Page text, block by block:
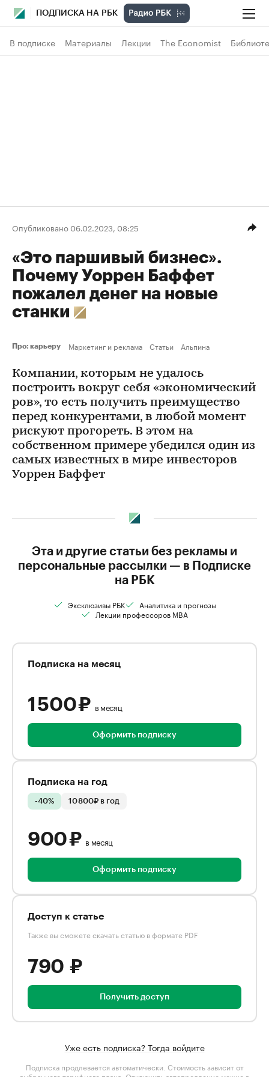
ПОДПИСКА НА РБК
В подписке Материалы Лекции The Economist
Опубликовано 06.02.2023, 08:25
«Это паршивый бизнес».
Почему Уоррен Баффет
пожалел денег на новые
станки
Про: карьеру Маркетинг и реклама Статьи Альпина
Компании, которым не удалось
построить вокруг себя «экономический
ров», то есть получить преимущество
перед конкурентами, в любой момент
рискуют прогореть. В этом на
собственном примере убедился один из
самых известных в мире инвесторов
Уоррен Баффет
Эта и другие статьи без рекламы и
персональные рассылки — в Подписке
на РБК
Эксклюзивы РБК
Аналитика и прогнозы
Лекции профессоров MBA
Подписка на месяц
1 500 ₽ в месяц
Оформить подписку
Подписка на год
-40% 10 800₽ в год
900 ₽ в месяц
Оформить подписку
Доступ к статье
Также вы сможете скачать статью в формате PDF
790 ₽
Получить доступ
Уже есть подписка? Тогда войдите
Подписка продлевается автоматически. Стоимость зависит от